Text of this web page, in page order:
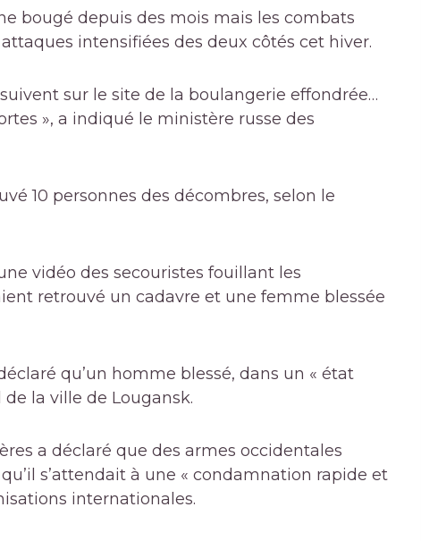
bougé depuis des mois mais les combats
intensifiées des deux côtés cet hiver.
sur le site de la boulangerie effondrée…
», a indiqué le ministère russe des
10 personnes des décombres, selon le
vidéo des secouristes fouillant les
retrouvé un cadavre et une femme blessée
qu’un homme blessé, dans un « état
la ville de Lougansk.
a déclaré que des armes occidentales
s’attendait à une « condamnation rapide et
internationales.